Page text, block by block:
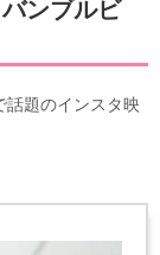
ンブルビ
話題のインスタ映